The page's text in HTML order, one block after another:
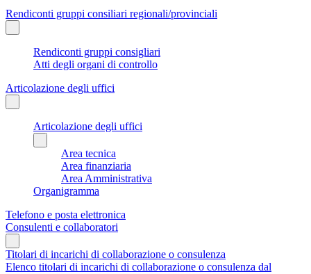
Rendiconti gruppi consiliari regionali/provinciali
Rendiconti gruppi consigliari
Atti degli organi di controllo
Articolazione degli uffici
Articolazione degli uffici
Area tecnica
Area finanziaria
Area Amministrativa
Organigramma
Telefono e posta elettronica
Consulenti e collaboratori
Titolari di incarichi di collaborazione o consulenza
Elenco titolari di incarichi di collaborazione o consulenza dal